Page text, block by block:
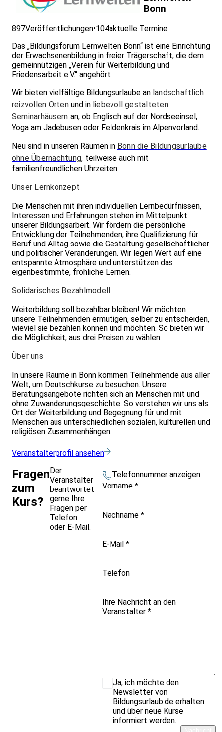
Bonn
897Veröffentlichungen•104aktuelle Termine
Das „Bildungsforum Lernwelten Bonn“ ist eine Einrichtung
der Erwachsenenbildung in freier Trägerschaft, die dem
gemeinnützigen „Verein für Weiterbildung und
Friedensarbeit e.V.“ angehört.
Wir bieten vielfältige Bildungsurlaube an landschaftlich
reizvollen Ortenund in liebevoll gestalteten
Seminarhäusern an, ob Englisch auf der Nordseeinsel,
Yoga am Jadebusen oder Feldenkrais im Alpenvorland.
Neu sind in unseren Räumen in Bonn die Bildungsurlaube
ohne Übernachtung, teilweise auch mit
familienfreundlichen Uhrzeiten.
Unser Lernkonzept
Die Menschen mit ihren individuellen Lernbedürfnissen,
Interessen und Erfahrungen stehen im Mittelpunkt
unserer Bildungsarbeit. Wir fördern die persönliche
Entwicklung der Teilnehmenden, ihre Qualifizierung für
Beruf und Alltag sowie die Gestaltung gesellschaftlicher
und politischer Veränderungen. Wir legen Wert auf eine
entspannte Atmosphäre und unterstützen das
eigenbestimmte, fröhliche Lernen.
Solidarisches Bezahlmodell
Weiterbildung soll bezahlbar bleiben! Wir möchten
unsere Teilnehmenden ermutigen, selber zu entscheiden,
wieviel sie bezahlen können und möchten. So bieten wir
die Möglichkeit, aus drei Preisen zu wählen.
Über uns
In unsere Räume in Bonn kommen Teilnehmende aus aller
Welt, um Deutschkurse zu besuchen. Unsere
Beratungsangebote richten sich an Menschen mit und
ohne Zuwanderungsgeschichte. So verstehen wir uns als
Ort der Weiterbildung und Begegnung für und mit
Menschen aus unterschiedlichen sozialen, kulturellen und
religiösen Zusammenhängen.
Veranstalterprofil ansehen
Fragen
zum
Kurs?
Der
Veranstalter
beantwortet
gerne Ihre
Fragen per
Telefon
oder E-Mail.
Telefonnummer anzeigen
Vorname *
Nachname *
E-Mail *
Telefon
Ihre Nachricht an den
Veranstalter *
Ja, ich möchte den
Newsletter von
Bildungsurlaub.de erhalten
und über neue Kurse
informiert werden.